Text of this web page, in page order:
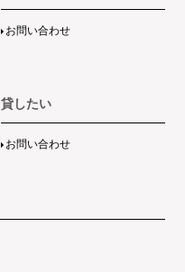
お問い合わせ
貸したい
お問い合わせ